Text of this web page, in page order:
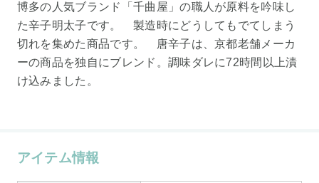
博多の人気ブランド「千曲屋」の職人が原料を吟味し
た辛子明太子です。 製造時にどうしてもでてしまう
切れを集めた商品です。 唐辛子は、京都老舗メーカ
ーの商品を独自にブレンド。調味ダレに72時間以上漬
け込みました。
アイテム情報